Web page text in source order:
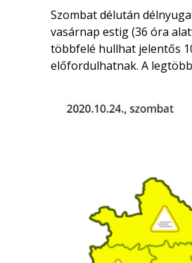
Szombat délután
vasárnap estig (36 óra
többfelé hullhat jelentős
előfordulhatnak. A